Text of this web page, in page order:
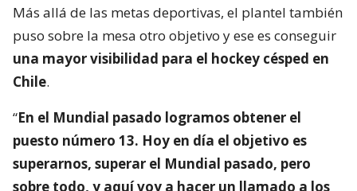
Más allá de las metas deportivas, el plantel también
puso sobre la mesa otro objetivo y ese es conseguir
una mayor visibilidad para el hockey césped en
Chile.
“En el Mundial pasado logramos obtener el
puesto número 13. Hoy en día el objetivo es
superarnos, superar el Mundial pasado, pero
sobre todo, y aquí voy a hacer un llamado a los